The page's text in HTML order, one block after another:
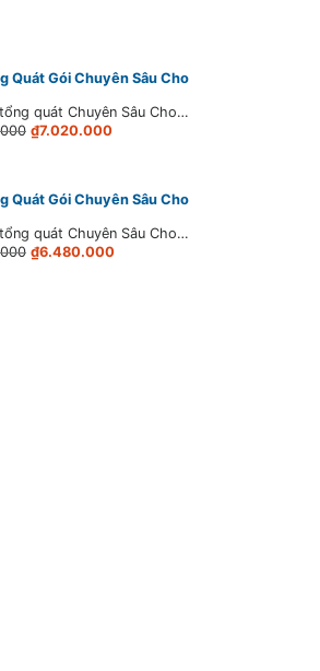
Quát Gói Chuyên Sâu Cho
Gói khám tổng quát Chuyên Sâu Cho Nữ được bổ sung thêm các hạng mục khám tim mạch, tìm vi khuẩn H.Pylori, xét nghiệm viêm gan siêu vi C, xét nghiệm tìm máu ẩn trong phân, tầm soát ung thư gan, tầm soát ung thư đại tràng, tầm soát ung thư buồng trứng.
₫7.020.000
Quát Gói Chuyên Sâu Cho
Gói khám tổng quát Chuyên Sâu Cho Nam được bổ sung thêm các hạng mục khám tim mạch,tìm vi khuẩn H.Pylori, xét nghiệm viêm gan siêu vi C, tầm soát u gan và tầm soát u đại tràng.
₫6.480.000